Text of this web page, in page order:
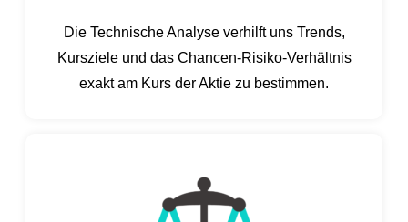
Die Technische Analyse verhilft uns Trends,
Kursziele und das Chancen-Risiko-Verhältnis
exakt am Kurs der Aktie zu bestimmen.